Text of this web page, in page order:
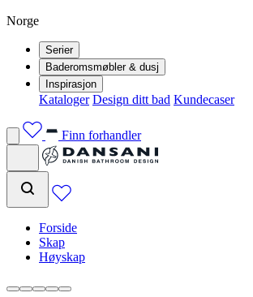
Norge
Serier
Baderomsmøbler & dusj
Inspirasjon
Kataloger Design ditt bad Kundecaser
Finn forhandler
Forside
Skap
Høyskap